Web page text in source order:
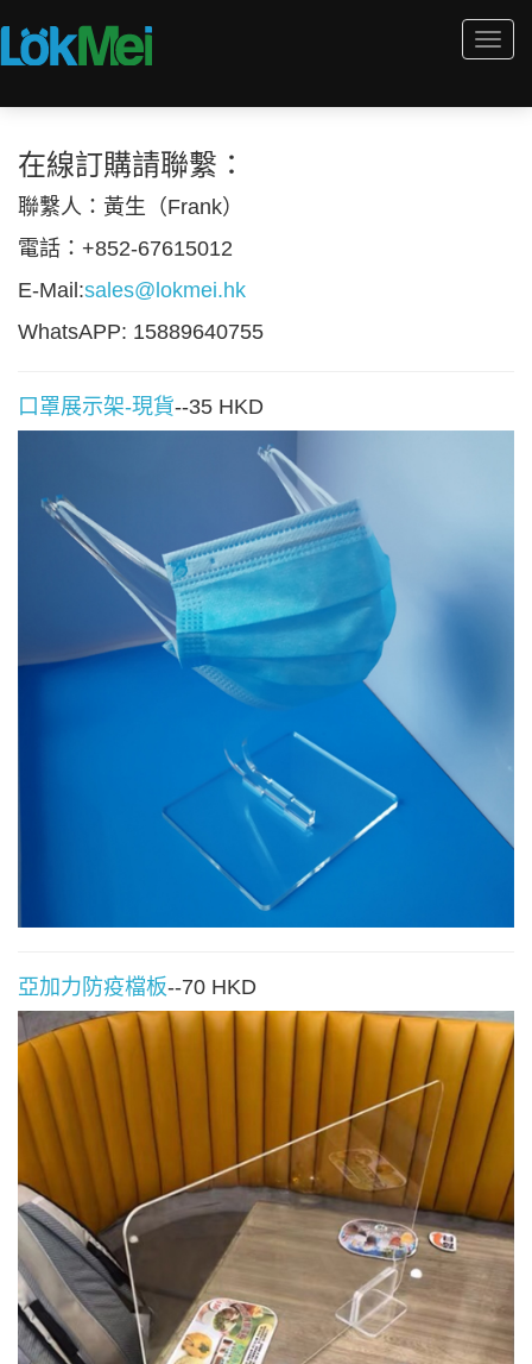
在線訂購請聯繫：
聯繫人：黃生（Frank）
電話：+852-67615012
E-Mail:sales@lokmei.hk
WhatsAPP: 15889640755
口罩展示架-現貨--35 HKD
亞加力防疫檔板--70 HKD